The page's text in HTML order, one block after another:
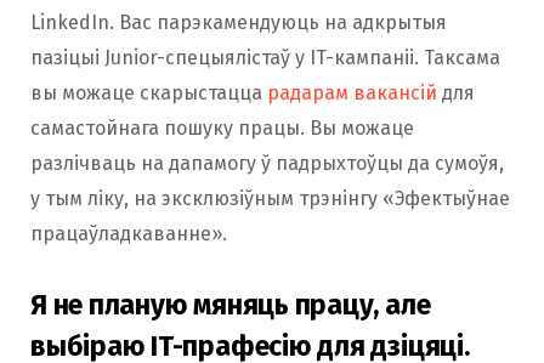
LinkedIn. Вас парэкамендуюць на адкрытыя
пазіцыі Junior-спецыялістаў у IT-кампаніі. Таксама
вы можаце скарыстацца радарам вакансій для
самастойнага пошуку працы. Вы можаце
разлічваць на дапамогу ў падрыхтоўцы да сумоўя,
у тым ліку, на эксклюзіўным трэнінгу «Эфектыўнае
працаўладкаванне».
Я не планую мяняць працу, але
выбіраю IT-прафесію для дзіцяці.